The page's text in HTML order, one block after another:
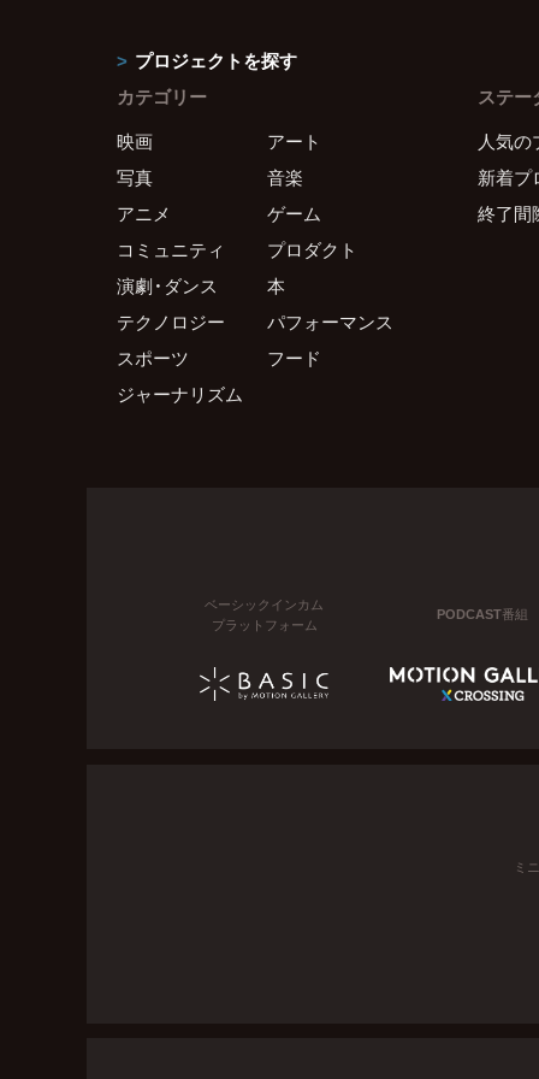
プロジェクトを探す
カテゴリー
映画
アート
写真
音楽
アニメ
ゲーム
コミュニティ
プロダクト
演劇・ダンス
本
テクノロジー
パフォーマンス
スポーツ
フード
ジャーナリズム
ステー
人気の
新着プ
終了間
ベーシックインカム
プラットフォーム
PODCAST番組
ミ